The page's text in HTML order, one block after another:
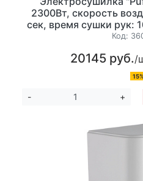
2300Вт, скорость
сек, время сушки рук:
воздушного потока:
Код:
20145 руб./
- +